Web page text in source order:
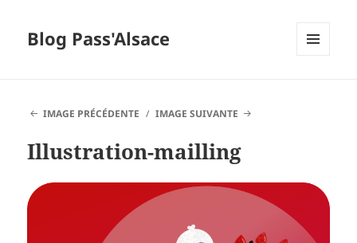
Blog Pass'Alsace
IMAGE PRÉCÉDENTE
IMAGE SUIVANTE
Illustration-mailling